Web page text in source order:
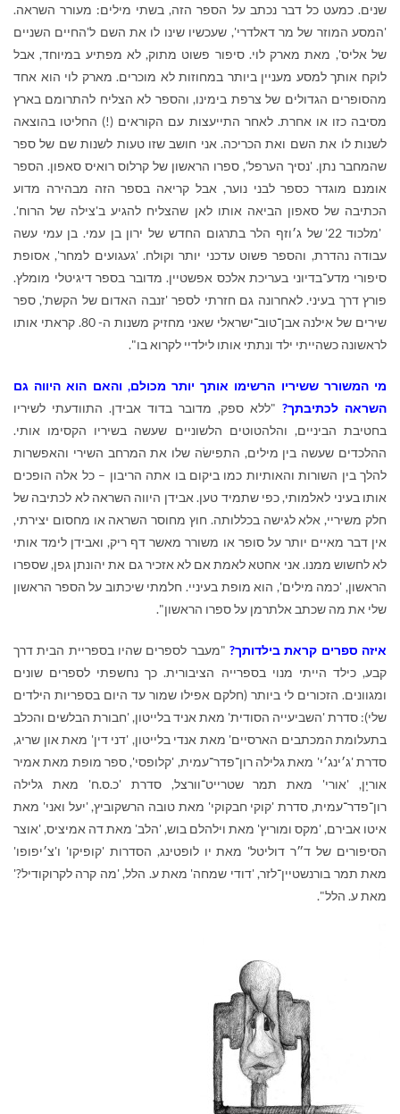
שנים. כמעט כל דבר נכתב על הספר הזה, בשתי מילים: מעורר השראה.
'המסע המוזר של מר דאלדרי', שעכשיו שינו לו את השם ל'החיים השניים
של אליס', מאת מארק לוי. סיפור פשוט מתוק, לא מפתיע במיוחד, אבל
לוקח אותך למסע מעניין ביותר במחוזות לא מוכרים. מארק לוי הוא אחד
מהסופרים הגדולים של צרפת בימינו, והספר לא הצליח להתרומם בארץ
מסיבה כזו או אחרת. לאחר התייעצות עם הקוראים (!) החליטו בהוצאה
לשנות לו את השם ואת הכריכה. אני חושב שזו טעות לשנות שם של ספר
שהמחבר נתן. 'נסיך הערפל', ספרו הראשון של קרלוס רואיס סאפון. הספר
אומנם מוגדר כספר לבני נוער, אבל קריאה בספר הזה מבהירה מדוע
הכתיבה של סאפון הביאה אותו לאן שהצליח להגיע ב'צילה של הרוח'.
'מלכוד 22' של ג׳וזף הלר בתרגום החדש של ירון בן עמי. בן עמי עשה
עבודה נהדרת, והספר פשוט עדכני יותר וקולח. 'געגועים למחר', אסופת
סיפורי מדע־בדיוני בעריכת אלכס אפשטיין. מדובר בספר דיגיטלי מומלץ.
פורץ דרך בעיני. לאחרונה גם חזרתי לספר 'זנבה האדום של הקשת', ספר
שירים של אילנה אבן־טוב־ישראלי שאני מחזיק משנות ה- 80. קראתי אותו
לראשונה כשהייתי ילד ונתתי אותו לילדיי לקרוא בו".
מי המשורר ששיריו הרשימו אותך יותר מכולם, והאם הוא היווה גם
השראה לכתיבתך? "ללא ספק, מדובר בדוד אבידן. התוודעתי לשיריו
בחטיבת הביניים, והלהטוטים הלשוניים שעשה בשיריו הקסימו אותי.
ההלכדים שעשה בין מילים, התפישׂה שלו את המרחב השירי והאפשרות
להלך בין השורות והאותיות כמו ביקום בו אתה הריבון – כל אלה הופכים
אותו בעיני לאלמותי, כפי שתמיד טען. אבידן היווה השראה לא לכתיבה של
חלק משיריי, אלא לגישה בכללותה. חוץ מחוסר השראה או מחסום יצירתי,
אין דבר מאיים יותר על סופר או משורר מאשר דף ריק, ואבידן לימד אותי
לא לחשוש ממנו. אני אחטא לאמת אם לא אזכיר גם את יהונתן גפן, שספרו
הראשון, 'כמה מילים', הוא מופת בעיניי. חלמתי שיכתוב על הספר הראשון
שלי את מה שכתב אלתרמן על ספרו הראשון".
איזה ספרים קראת בילדותך? "מעבר לספרים שהיו בספריית הבית דרך
קבע, כילד הייתי מנוי בספרייה הציבורית. כך נחשפתי לספרים שונים
ומגוונים. הזכורים לי ביותר (חלקם אפילו שמור עד היום בספריות הילדים
שלי): סדרת 'השביעייה הסודית' מאת אניד בלייטון, 'חבורת הבלשים והכלב
בתעלומת המכתבים הארסיים' מאת אנדי בלייטון, 'דני דין' מאת און שריג,
סדרת 'ג׳ינג׳י' מאת גלילה רון־פדר־עמית, 'קלופסי', ספר מופת מאת אמיר
אוריָן, 'אורי' מאת תמר שטרייט־וורצל, סדרת 'כ.ס.ח' מאת גלילה
רון־פדר־עמית, סדרת 'קוקי חבקוקי' מאת טובה הרשקוביץ, 'יעל ואני' מאת
איטו אבירם, 'מקס ומוריץ' מאת וילהלם בוש, 'הלב' מאת דה אמיציס, 'אוצר
הסיפורים של ד״ר דוליטל' מאת יו לופטינג, הסדרות 'קופיקו' ו'צ׳יפופו'
מאת תמר בורנשטיין־לזר, 'דודי שמחה' מאת ע. הלל, 'מה קרה לקרוקודיל?'
מאת ע. הלל".